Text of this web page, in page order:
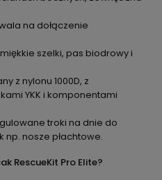
na dołączenie
miękkie szelki, pas biodrowy i
z nylonu 1000D, z
YKK i komponentami
troki na dnie do
np. nosze płachtowe.
RescueKit Pro Elite?